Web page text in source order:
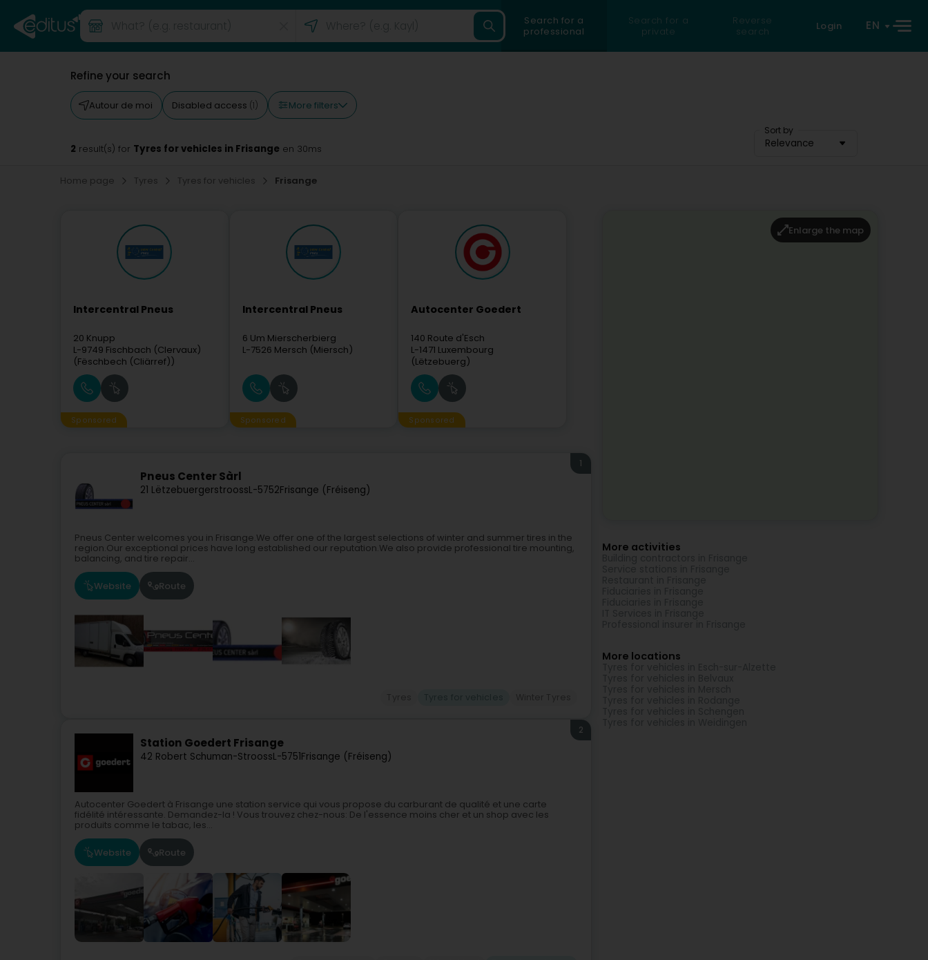
Search for a
professional
Search for a
private
Reverse
search
Login EN
Refine your search
Autour de moi Disabled access (1) More filters
Sort by
Relevance
2 result(s) for Tyres for vehicles in Frisange en 30ms
Home page Tyres Tyres for vehicles Frisange
Intercentral Pneus
20 Knupp
L-9749 Fischbach (Clervaux)
(Fëschbech (Cliärref))
Sponsored
Intercentral Pneus
6 Um Mierscherbierg
L-7526 Mersch (Miersch)
Sponsored
Autocenter Goedert
140 Route d'Esch
L-1471 Luxembourg
(Lëtzebuerg)
Sponsored
Pneus Center Sàrl
21 LëtzebuergerstroossL-5752Frisange (Fréiseng)
1
Pneus Center welcomes you in Frisange.We offer one of the largest selections of winter and summer tires in the
region.Our exceptional prices have long established our reputation.We also provide professional tire mounting,
balancing, and tire repair...
Website Route
Station Goedert Frisange
42 Robert Schuman-StroossL-5751Frisange (Fréiseng)
2
Autocenter Goedert à Frisange une station service qui vous propose du carburant de qualité et une carte
fidélité intéressante. Demandez-la ! Vous trouvez chez-nous: De l'essence moins cher et un shop avec les
produits comme le tabac, les...
Website Route
Enlarge the map
More activities
More locations